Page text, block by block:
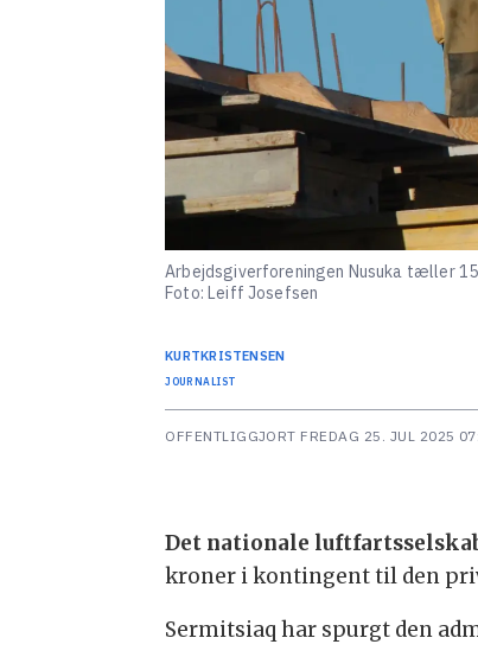
Arbejdsgiverforeningen Nusuka tæller
Foto: Leiff Josefsen
KURTKRISTENSEN
JOURNALIST
OFFENTLIGGJORT FREDAG 25. JUL 2025
Det nationale
kroner i kontingent til den
Sermitsiaq har spurgt den